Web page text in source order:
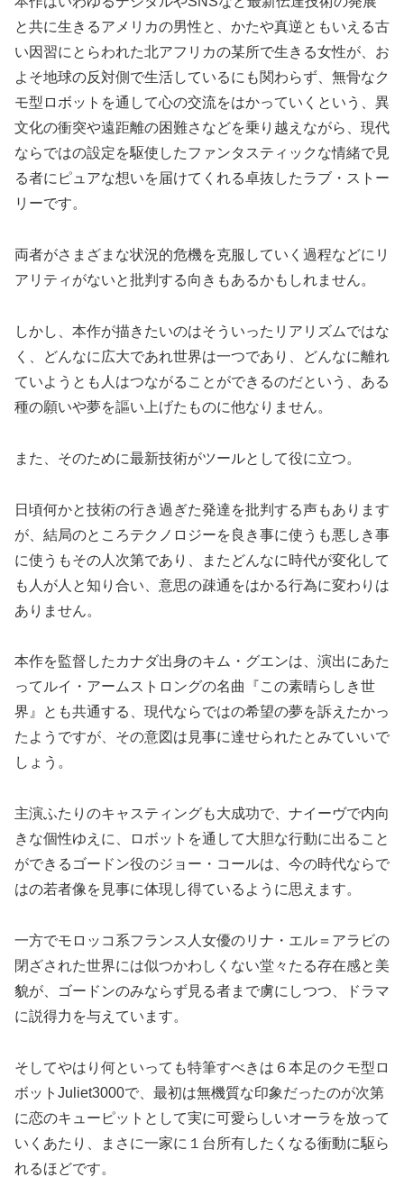
と共に生きるアメリカの男性と、かたや真逆ともいえる古
い因習にとらわれた北アフリカの某所で生きる女性が、お
よそ地球の反対側で生活しているにも関わらず、無骨なク
モ型ロボットを通して心の交流をはかっていくという、異
文化の衝突や遠距離の困難さなどを乗り越えながら、現代
ならではの設定を駆使したファンタスティックな情緒で見
る者にピュアな想いを届けてくれる卓抜したラブ・ストー
リーです。
両者がさまざまな状況的危機を克服していく過程などにリ
アリティがないと批判する向きもあるかもしれません。
しかし、本作が描きたいのはそういったリアリズムではな
く、どんなに広大であれ世界は一つであり、どんなに離れ
ていようとも人はつながることができるのだという、ある
種の願いや夢を謳い上げたものに他なりません。
また、そのために最新技術がツールとして役に立つ。
日頃何かと技術の行き過ぎた発達を批判する声もあります
が、結局のところテクノロジーを良き事に使うも悪しき事
に使うもその人次第であり、またどんなに時代が変化して
も人が人と知り合い、意思の疎通をはかる行為に変わりは
ありません。
本作を監督したカナダ出身のキム・グエンは、演出にあた
ってルイ・アームストロングの名曲『この素晴らしき世
界』とも共通する、現代ならではの希望の夢を訴えたかっ
たようですが、その意図は見事に達せられたとみていいで
しょう。
主演ふたりのキャスティングも大成功で、ナイーヴで内向
きな個性ゆえに、ロボットを通して大胆な行動に出ること
ができるゴードン役のジョー・コールは、今の時代ならで
はの若者像を見事に体現し得ているように思えます。
一方でモロッコ系フランス人女優のリナ・エル＝アラビの
閉ざされた世界には似つかわしくない堂々たる存在感と美
貌が、ゴードンのみならず見る者まで虜にしつつ、ドラマ
に説得力を与えています。
そしてやはり何といっても特筆すべきは６本足のクモ型ロ
ボットJuliet3000で、最初は無機質な印象だったのが次第
に恋のキューピットとして実に可愛らしいオーラを放って
いくあたり、まさに一家に１台所有したくなる衝動に駆ら
れるほどです。